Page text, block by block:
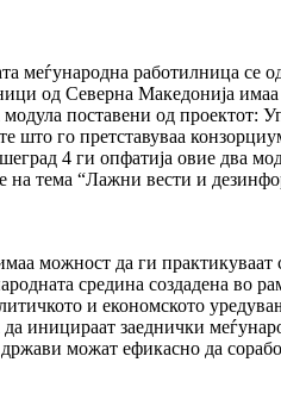
меѓународна работилница се
од Северна Македонија
модула поставени од проектот:
што го претставуваа
4 ги опфатија овие два
на тема “Лажни вести и
можност да ги практикуваат
средина создадена во
и економското
иницираат заеднички
можат ефикасно да